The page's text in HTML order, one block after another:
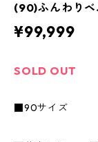
(90)ふんわり
¥99,999
SOLD OUT
■90サイズ